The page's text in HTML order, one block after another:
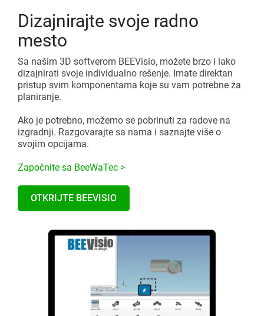
Dizajnirajte svoje radno
mesto
Sa našim 3D softverom BEEVisio, možete brzo i lako
dizajnirati svoje individualno rešenje. Imate direktan
pristup svim komponentama koje su vam potrebne za
planiranje.
Ako je potrebno, možemo se pobrinuti za radove na
izgradnji. Razgovarajte sa nama i saznajte više o
svojim opcijama.
Započnite sa BeeWaTec >
OTKRIJTE BEEVISIO